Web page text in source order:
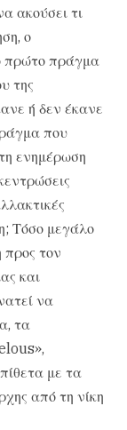
ακούσει τι
ο
πρώτο πράγμα
της
ή δεν έκανε
που
ενημέρωση
Τόσο μεγάλο
προς τον
και
να
τα
με τα
από τη νίκη